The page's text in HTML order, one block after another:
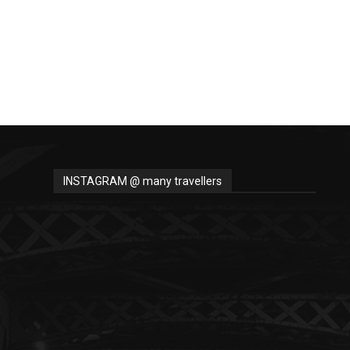
INSTAGRAM @ many travellers